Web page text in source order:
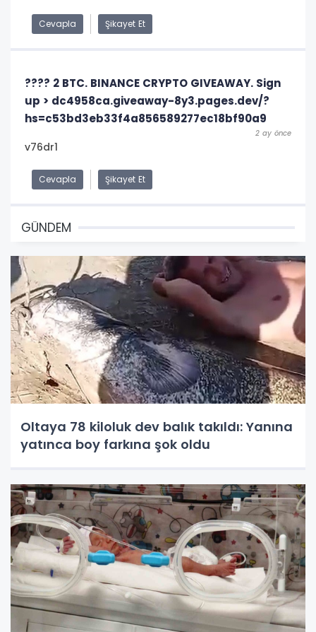
Cevapla Şikayet Et
???? 2 BTC. BINANCE CRYPTO GIVEAWAY. Sign
up > dc4958ca.giveaway-8y3.pages.dev/?
hs=c53bd3eb33f4a856589277ec18bf90a9
2 ay önce
v76dr1
Cevapla Şikayet Et
GÜNDEM
Oltaya 78 kiloluk dev balık takıldı: Yanına
yatınca boy farkına şok oldu